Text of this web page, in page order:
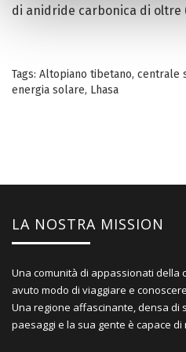
di anidride carbonica di oltre
Tags: Altopiano tibetano, centrale
energia solare, Lhasa
LA NOSTRA MISSION
Una comunità di appassionati della
avuto modo di viaggiare e
Una regione affascinante, densa di
paesaggi e la sua gente è capace di